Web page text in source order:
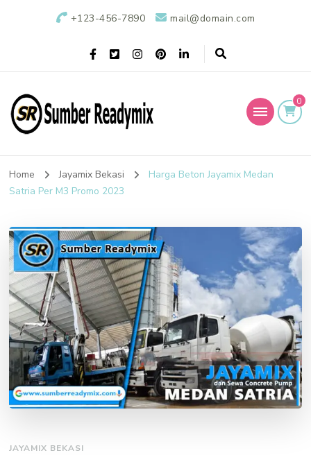
+123-456-7890 mail@domain.com
Sumber Readymix
0
Home Jayamix Bekasi
Harga Beton Jayamix Medan
Satria Per M3 Promo 2023
JAYAMIX BEKASI